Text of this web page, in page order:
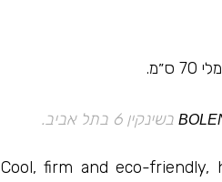
בשינקין 6 בתל אביב.
Cool, firm and eco-